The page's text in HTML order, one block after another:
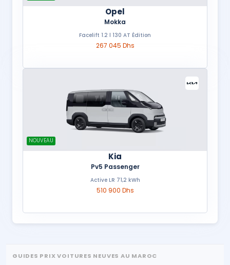
Opel
Mokka
Facelift 1.2 l 130 AT Édition
267 045 Dhs
NOUVEAU
Kia
Pv5 Passenger
Active LR 71,2 kWh
510 900 Dhs
GUIDES PRIX VOITURES NEUVES AU MAROC